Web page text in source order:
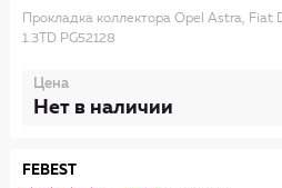
Прокладка коллектора Opel Astra, Fiat
1.3TD PG52128
Цена
Нет в наличии
FEBEST